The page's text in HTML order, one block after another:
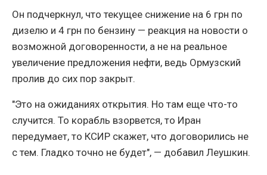
Он подчеркнул, что текущее снижение на 6 грн по
дизелю и 4 грн по бензину — реакция на новости о
возможной договоренности, а не на реальное
увеличение предложения нефти, ведь Ормузский
пролив до сих пор закрыт.
"Это на ожиданиях открытия. Но там еще что-то
случится. То корабль взорвется, то Иран
передумает, то КСИР скажет, что договорились не
с тем. Гладко точно не будет", — добавил Леушкин.